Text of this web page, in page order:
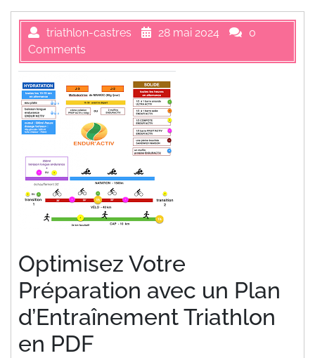
triathlon-castres 28 mai 2024
0
Comments
Optimisez Votre
Préparation avec un Plan
d’Entraînement Triathlon
en PDF